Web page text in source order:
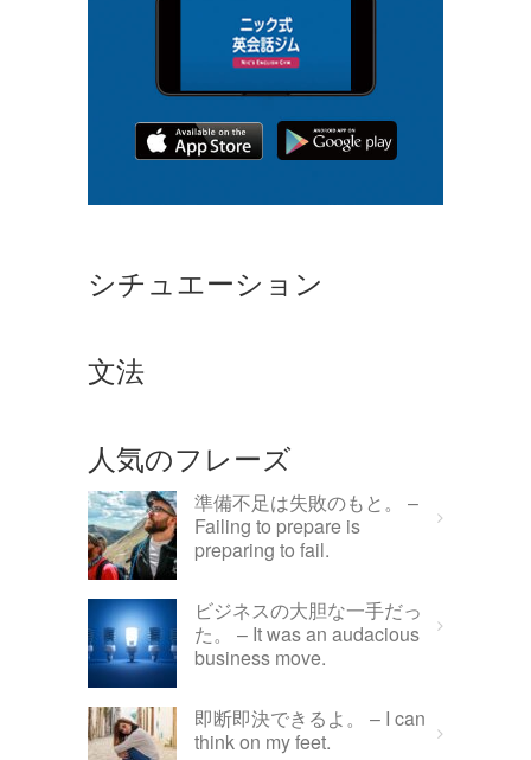
シチュエーション
文法
人気のフレーズ
準備不足は失敗のもと。 –
Failing to prepare is
preparing to fail.
ビジネスの大胆な一手だっ
た。 – It was an audacious
business move.
即断即決できるよ。 – I can
think on my feet.